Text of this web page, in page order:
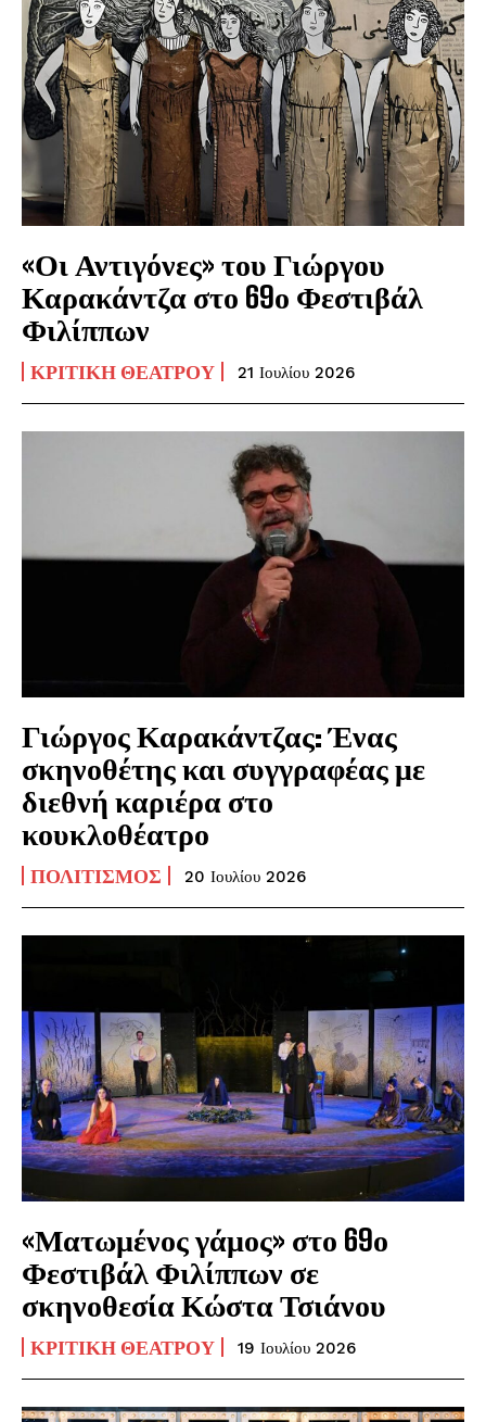
«Οι Αντιγόνες» του Γιώργου
Καρακάντζα στο 69ο Φεστιβάλ
Φιλίππων
ΚΡΙΤΙΚΉ ΘΕΆΤΡΟΥ 21 Ιουλίου 2026
Γιώργος Καρακάντζας: Ένας
σκηνοθέτης και συγγραφέας με
διεθνή καριέρα στο
κουκλοθέατρο
ΠΟΛΙΤΙΣΜΌΣ 20 Ιουλίου 2026
«Ματωμένος γάμος» στο 69ο
Φεστιβάλ Φιλίππων σε
σκηνοθεσία Κώστα Τσιάνου
ΚΡΙΤΙΚΉ ΘΕΆΤΡΟΥ 19 Ιουλίου 2026